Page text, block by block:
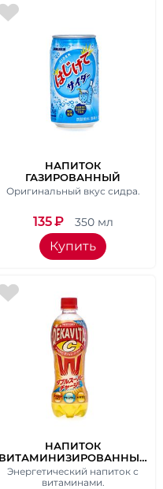
НАПИТОК
ГАЗИРОВАННЫЙ
SANGARIA "CIDER",СО
ВКУСОМ СИДРА, 350 МЛ
Оригинальный вкус сидра.
135₽ 350 мл
Купить
НАПИТОК
ВИТАМИНИЗИРОВАННЫЙ
ДЕКАВИТА C/DECAVITA C
PLASTIC BOTTLE 500 МЛ
Энергетический напиток с
витаминами.